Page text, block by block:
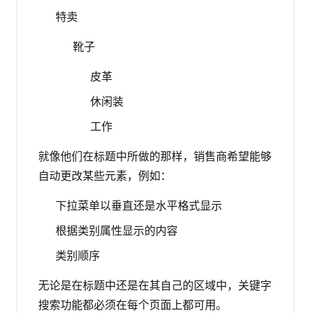
特卖
靴子
皮革
休闲装
工作
就像他们在标题中所做的那样，销售商希望能够
自动更改某些元素，例如：
下拉菜单以垂直还是水平格式显示
根据类别属性显示的内容
类别顺序
无论是在标题中还是在其自己的区域中，关键字
搜索功能都必须在每个页面上都可用。